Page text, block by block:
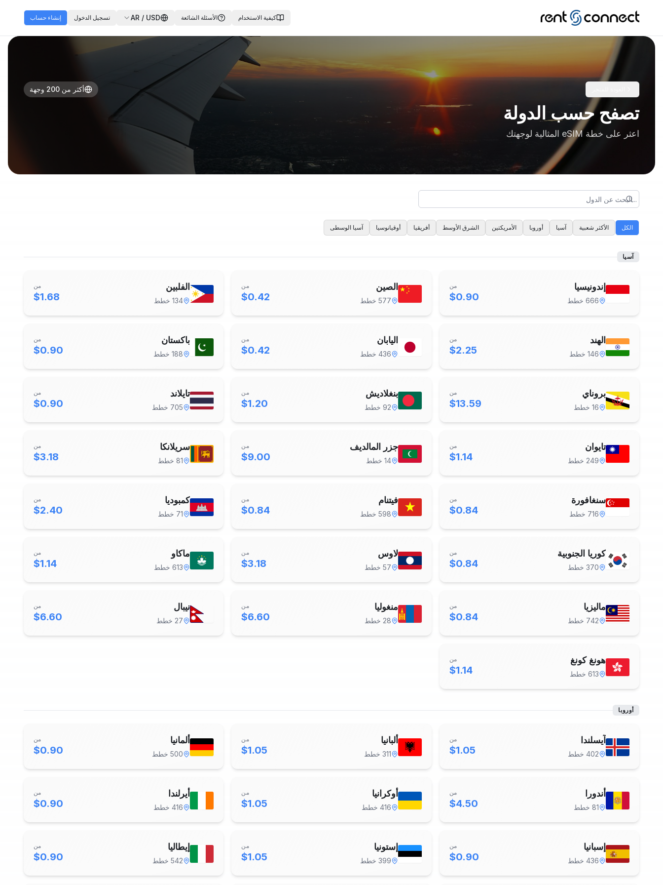
كيفية الاستخدام الأسئلة الشائعة AR / USD تسجيل الدخول إنشاء حساب
أكثر من 200 وجهة
تصفح حسب الدولة
اعثر على خطة eSIM المثالية لوجهتك
الكل الأكثر شعبية آسيا أوروبا الأمريكتين الشرق الأوسط أفريقيا أوقيانوسيا آسيا الوسطى
آسيا
إندونيسيا
666 خطط
من
$0.90
الصين
577 خطط
من
$0.42
الفلبين
134 خطط
من
$1.68
الهند
146 خطط
من
$2.25
اليابان
436 خطط
من
$0.42
باكستان
188 خطط
من
$0.90
بروناي
16 خطط
من
$13.59
بنغلاديش
92 خطط
من
$1.20
تايلاند
705 خطط
من
$0.90
تايوان
249 خطط
من
$1.14
جزر المالديف
14 خطط
من
$9.00
سريلانكا
81 خطط
من
$3.18
سنغافورة
716 خطط
من
$0.84
فيتنام
598 خطط
من
$0.84
كمبوديا
71 خطط
من
$2.40
كوريا الجنوبية
370 خطط
من
$0.84
لاوس
57 خطط
من
$3.18
ماكاو
613 خطط
من
$1.14
ماليزيا
742 خطط
من
$0.84
منغوليا
28 خطط
من
$6.60
نيبال
27 خطط
من
$6.60
هونغ كونغ
613 خطط
من
$1.14
أوروبا
آيسلندا
402 خطط
من
$1.05
ألبانيا
311 خطط
من
$1.05
ألمانيا
500 خطط
من
$0.90
أندورا
81 خطط
من
$4.50
أوكرانيا
416 خطط
من
$1.05
أيرلندا
416 خطط
من
$0.90
إسبانيا
436 خطط
من
$0.90
إستونيا
399 خطط
من
$1.05
إيطاليا
542 خطط
من
$0.90